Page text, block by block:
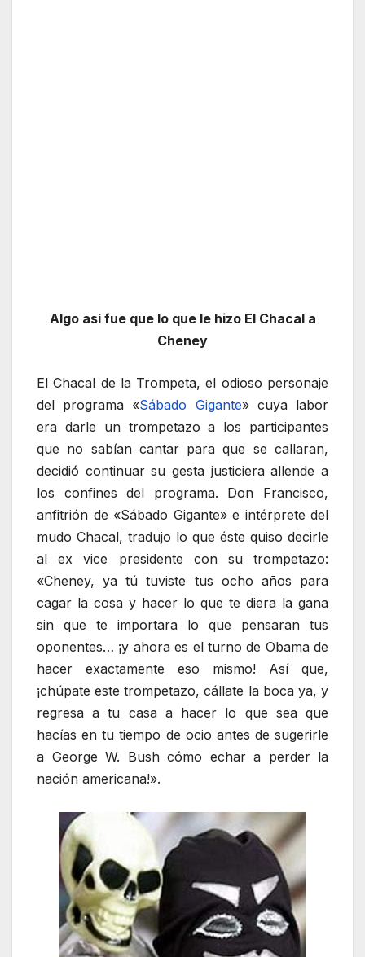
Algo así fue que lo que le hizo El Chacal a
Cheney
El Chacal de la Trompeta, el odioso personaje
del programa «Sábado Gigante» cuya labor
era darle un trompetazo a los participantes
que no sabían cantar para que se callaran,
decidió continuar su gesta justiciera allende a
los confines del programa. Don Francisco,
anfitrión de «Sábado Gigante» e intérprete del
mudo Chacal, tradujo lo que éste quiso decirle
al ex vice presidente con su trompetazo:
«Cheney, ya tú tuviste tus ocho años para
cagar la cosa y hacer lo que te diera la gana
sin que te importara lo que pensaran tus
oponentes… ¡y ahora es el turno de Obama de
hacer exactamente eso mismo! Así que,
¡chúpate este trompetazo, cállate la boca ya, y
regresa a tu casa a hacer lo que sea que
hacías en tu tiempo de ocio antes de sugerirle
a George W. Bush cómo echar a perder la
nación americana!».